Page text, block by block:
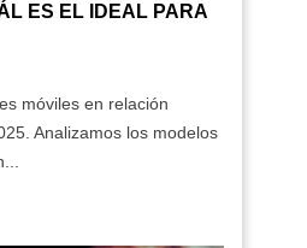
ES EL IDEAL PARA
móviles en relación
Analizamos los modelos